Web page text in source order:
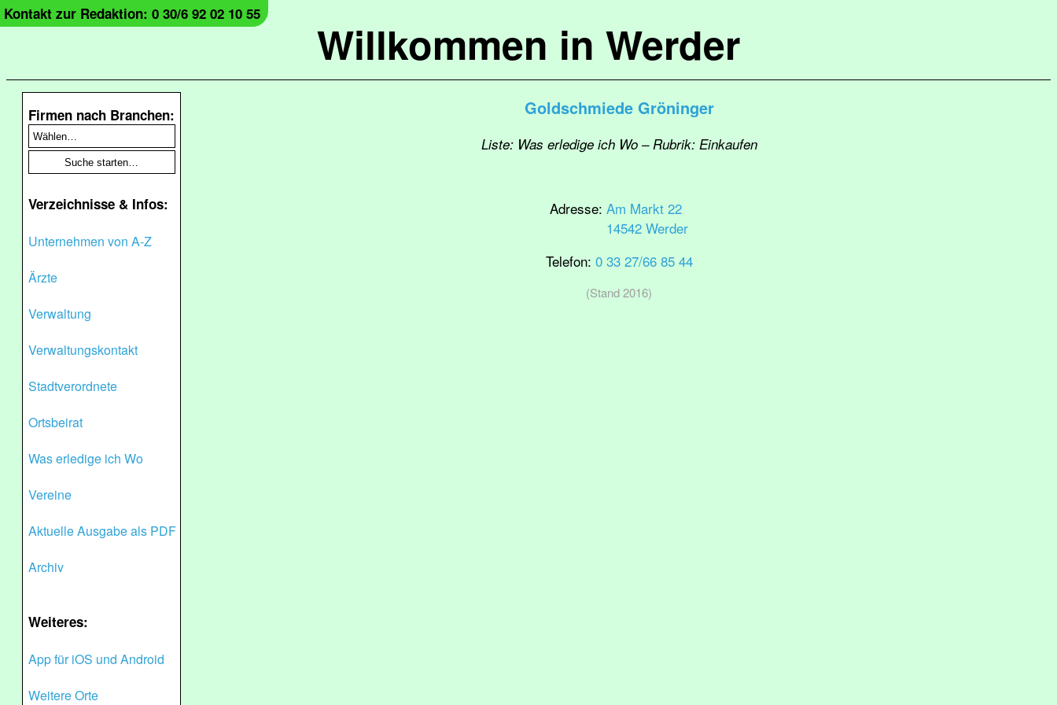
Willkommen in Werder
Kontakt zur Redaktion: 0 30/6 92 02 10 55
Firmen nach Branchen:
Verzeichnisse & Infos:
Unternehmen von A-Z
Ärzte
Verwaltung
Verwaltungskontakt
Stadtverordnete
Ortsbeirat
Was erledige ich Wo
Vereine
Aktuelle Ausgabe als PDF
Archiv
Weiteres:
App für iOS und Android
Weitere Orte
Goldschmiede Gröninger
Liste: Was erledige ich Wo – Rubrik: Einkaufen
Adresse: Am Markt 22
14542 Werder
Telefon: 0 33 27/66 85 44
(Stand 2016)